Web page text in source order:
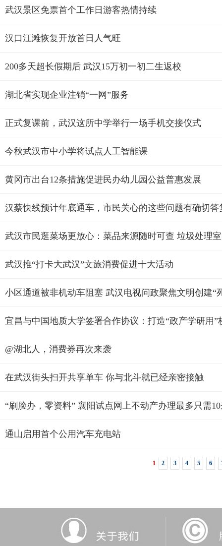
武汉景区免票首个工作日游客热情持续
汉口江滩恢复开放首日人气旺
200多天超长假期后 武汉15万初一初二生返校
湖北省实现企业注销“一网”服务
正式复课前，武汉这所中学举行一场手机交接仪式
今秋武汉市中小学将试点人工智能课
黄冈市出台12条措施促进民办幼儿园公益普惠发展
汉蔡快线预计年底通车，市民关心的这些问题有确切答
武汉市民逛菜场更放心：菜品来源随时可查 垃圾处理
武汉推“打卡大武汉”文旅消费促进十大活动
小区通道被非机动车阻塞 武汉电视问政聚焦文明创建“
宜昌与中国地质大学签署合作协议：打造“政产学研用”
@湖北人，消费券再次来袭
在武汉街头扫开共享单车 你与北斗就已经亲密接触
“刷脸办，零资料” 襄阳试点网上不动产办理最多只需
通山启用首个公用汽车充电站
1 2 3 4 5 6